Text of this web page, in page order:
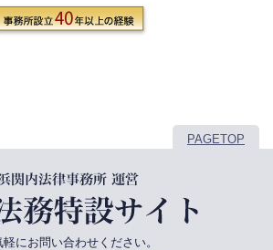
PAGETOP
軽にお問い合わせください。